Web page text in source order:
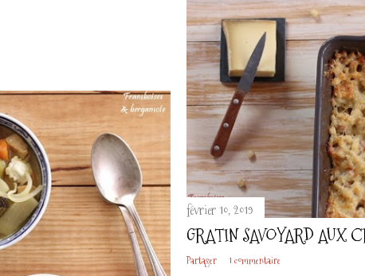
février 10, 2019
GRATIN SAVOYARD AUX
Partager 1 commentaire